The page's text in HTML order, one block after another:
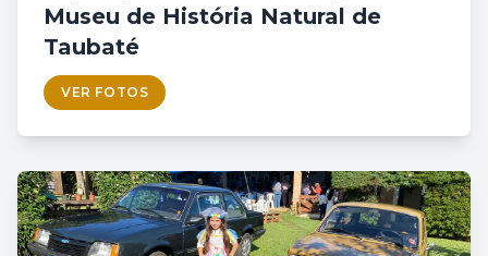
Museu de História Natural de
Taubaté
VER FOTOS